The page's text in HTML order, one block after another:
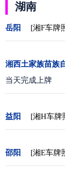
湖南
岳阳 [湘F车牌
湘西土家族苗族
当天完成上牌
益阳 [湘H车牌
邵阳 [湘E车牌